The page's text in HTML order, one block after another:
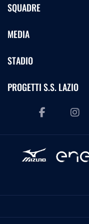
SQUADRE
MEDIA
STADIO
PROGETTI S.S. LAZIO